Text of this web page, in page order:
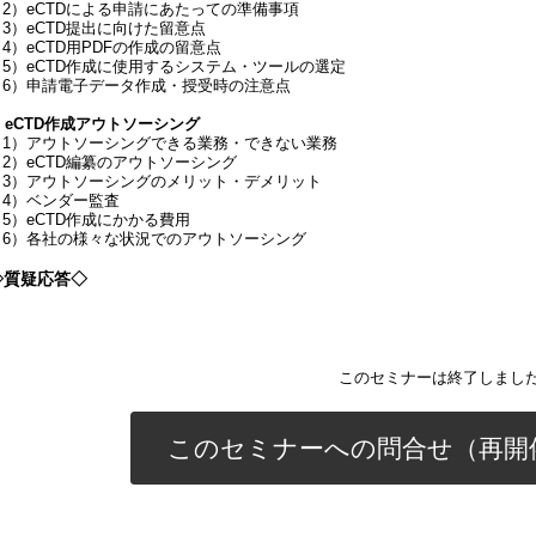
）eCTDによる申請にあたっての準備事項
）eCTD提出に向けた留意点
）eCTD用PDFの作成の留意点
）eCTD作成に使用するシステム・ツールの選定
）申請電子データ作成・授受時の注意点
eCTD作成アウトソーシング
）アウトソーシングできる業務・できない業務
）eCTD編纂のアウトソーシング
）アウトソーシングのメリット・デメリット
）ベンダー監査
）eCTD作成にかかる費用
）各社の様々な状況でのアウトソーシング
疑応答◇
このセミナーは終了しました
このセミナーへの問合せ（再開